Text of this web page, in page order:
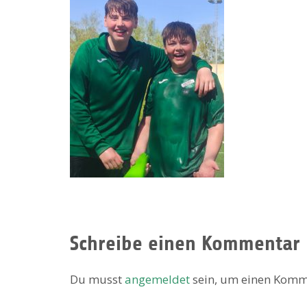
Schreibe einen Kommentar
Du musstangemeldetsein, um einen